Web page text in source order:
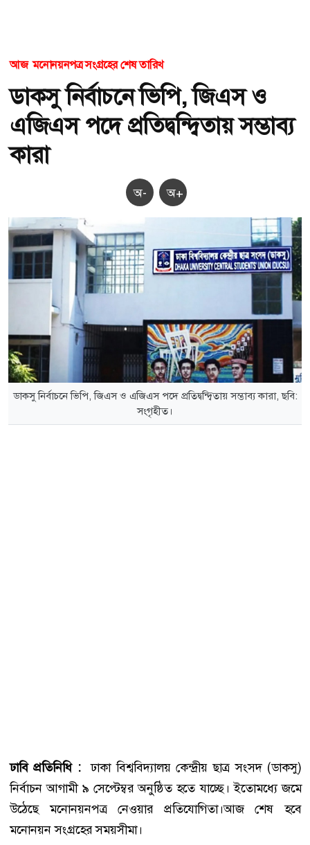
আজ মনোনয়নপত্র সংগ্রহের শেষ তারিখ
ডাকসু নির্বাচনে ভিপি, জিএস ও
এজিএস পদে প্রতিদ্বন্দ্বিতায় সম্ভাব্য
কারা
অ- অ+
ডাকসু নির্বাচনে ভিপি, জিএস ও এজিএস পদে প্রতিদ্বন্দ্বিতায় সম্ভাব্য কারা, ছবি:
সংগৃহীত।
ঢাবি প্রতিনিধি : ঢাকা বিশ্ববিদ্যালয় কেন্দ্রীয় ছাত্র সংসদ (ডাকসু)
নির্বাচন আগামী ৯ সেপ্টেম্বর অনুষ্ঠিত হতে যাচ্ছে। ইতোমধ্যে জমে
উঠেছে মনোনয়নপত্র নেওয়ার প্রতিযোগিতা।আজ শেষ হবে
মনোনয়ন সংগ্রহের সময়সীমা।